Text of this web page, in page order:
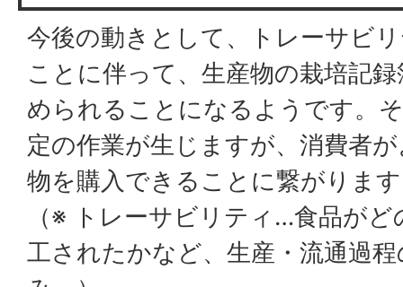
今後の動きとして、トレーサビ
ことに伴って、生産物の栽培記
められることになるようです。
定の作業が生じますが、消費者
物を購入できることに繋がりま
（※ トレーサビリティ…食品が
工されたかなど、生産・流通過